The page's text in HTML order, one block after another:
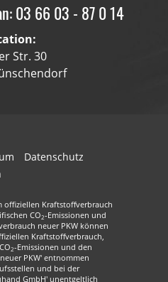
03 66 03 - 87 0 14
Str. 30
Datenschutz
offiziellen Kraftstoffverbrauch
CO2-Emissionen und
neuer PKW können
Kraftstoffverbrauch,
2-Emissionen und den
PKW' entnommen
und bei der
GmbH' unentgeltlich